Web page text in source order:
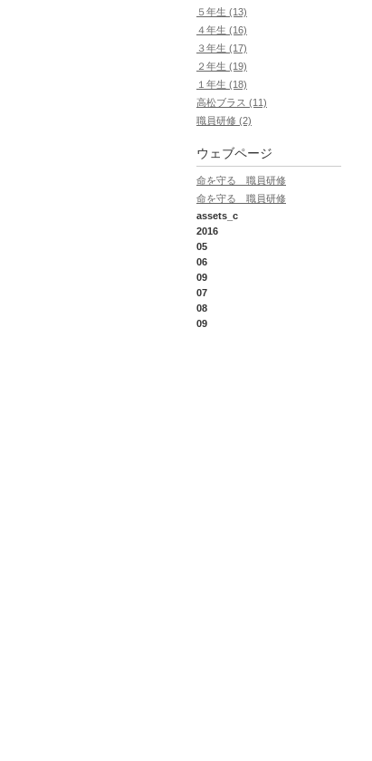
５年生 (13)
４年生 (16)
３年生 (17)
２年生 (19)
１年生 (18)
高松ブラス (11)
職員研修 (2)
ウェブページ
命を守る 職員研修
命を守る 職員研修
assets_c
2016
05
06
09
07
08
09